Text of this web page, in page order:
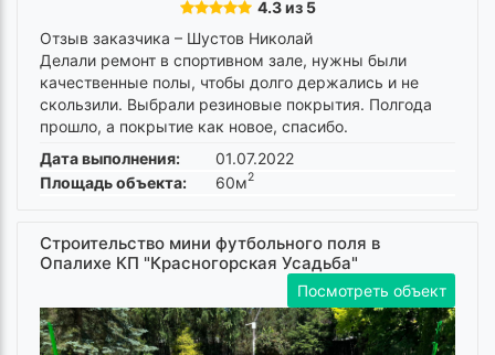
4.3 из 5
Отзыв заказчика – Шустов Николай
Делали ремонт в спортивном зале, нужны были
качественные полы, чтобы долго держались и не
скользили. Выбрали резиновые покрытия. Полгода
прошло, а покрытие как новое, спасибо.
Дата выполнения:
01.07.2022
Площадь объекта:
60м2
Строительство мини футбольного поля в
Опалихе КП "Красногорская Усадьба"
Посмотреть объект